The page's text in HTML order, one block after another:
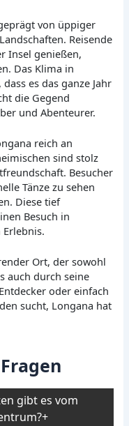
von üppiger
Reisende
Insel genießen,
Das Klima in
es das ganze Jahr
die Gegend
und Abenteurer.
reich an
sind stolz
Besucher
Tänze zu sehen
Diese tief
Besuch in
Ort, der sowohl
auch durch seine
oder einfach
sucht, Longana hat
gibt es vom